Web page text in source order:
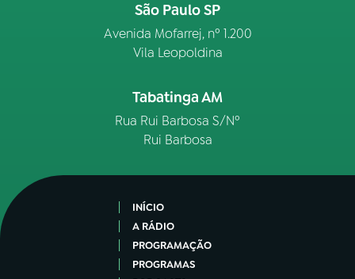
São Paulo SP
Avenida Mofarrej, nº 1.200
Vila Leopoldina
Tabatinga AM
Rua Rui Barbosa S/Nº
Rui Barbosa
INÍCIO
A RÁDIO
PROGRAMAÇÃO
PROGRAMAS